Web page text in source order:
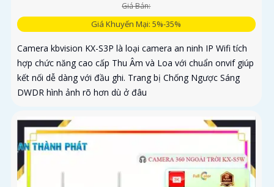
Giá Bán:
Giá Khuyến Mại: 5%-35%
Camera kbvision KX-S3P là loại camera an ninh IP Wifi tích
hợp chức năng cao cấp Thu Âm và Loa với chuẩn onvif giúp
kết nối dễ dàng với đầu ghi. Trang bị Chống Ngược Sáng
DWDR hình ảnh rõ hơn dù ở đâu